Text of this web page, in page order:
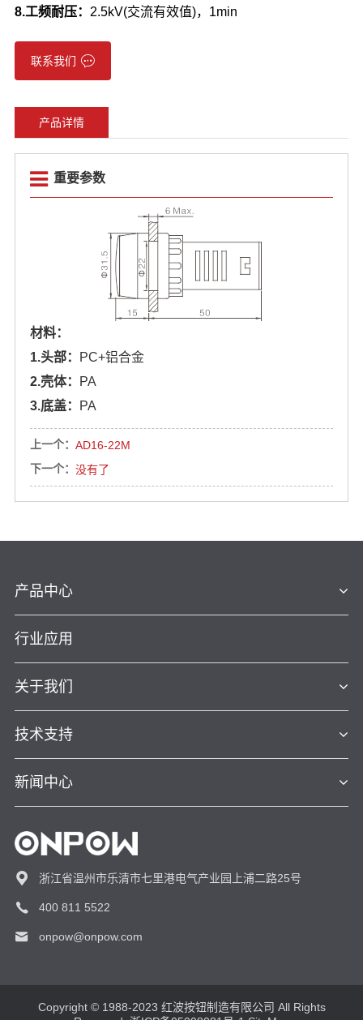
8.工频耐压： 2.5kV(交流有效值)，1min
联系我们
产品详情
重要参数
材料：
1.头部：
PC+铝合金
2.壳体：
PA
3.底盖：
PA
上一个： AD16-22M
下一个： 没有了
浙江省温州市乐清市七里港电气产业园上浦二路25号
400 811 5522
onpow@onpow.com
产品中心
行业应用
关于我们
技术支持
新闻中心
Copyright © 1988-2023 红波按钮制造有限公司 All Rights